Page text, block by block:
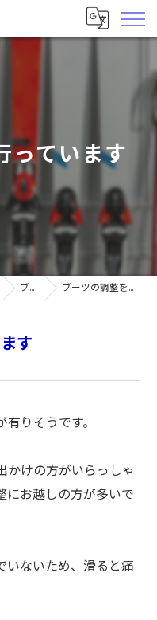
っています
ブログ ブーツの調整を行っています
す
りそうです。
かけの方がいらっしゃ
にお越しの方が多いで
いないため、滑ると痛